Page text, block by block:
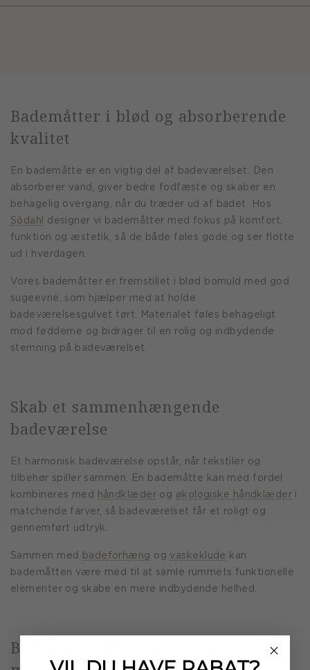
Bademåtter i blød og absorberende
kvalitet
En bademåtte er en vigtig del af badeværelset. Den
absorberer vand, giver bedre fodfæste og skaber en
behagelig overgang, når du træder ud af badet. Hos
Södahl
designer vi bademåtter med fokus på komfort,
funktion og æstetik, så de både føles gode og ser flotte
ud i hverdagen.
Vores bademåtter er fremstillet i blød bomuld med god
sugeevne, som hjælper med at holde
badeværelsesgulvet tørt. Materialet føles behageligt
mod fødderne og bidrager til en rolig og indbydende
stemning på badeværelset.
Skab et sammenhængende
badeværelse
Et harmonisk badeværelse opstår, når tekstiler og
tilbehør spiller sammen. En bademåtte kan med fordel
kombineres med
håndklæder og økologiske håndklæder i
matchende farver, så badeværelset får et roligt og
gennemført udtryk.
Sammen med badeforhæng og vaskeklude
kan
bademåtten være med til at samle rummets funktionelle
elementer og skabe en mere indbydende helhed.
Bademåtter i bomuld og økologiske